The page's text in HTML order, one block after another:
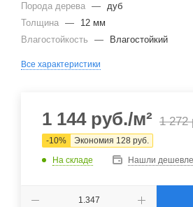
Порода дерева — дуб
Толщина —
12 мм
Влагостойкость
— Влагостойкий
Все характеристики
1 144руб./м² 1 272
-10% Экономия 128 руб.
На складе
Нашли